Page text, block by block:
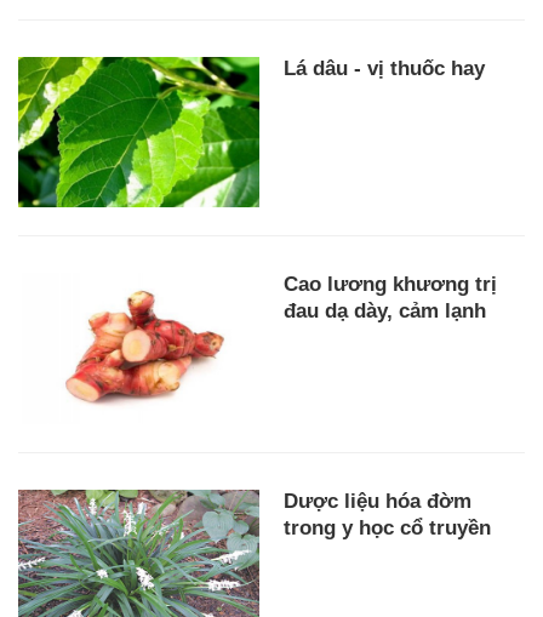
Lá dâu - vị thuốc hay
Cao lương khương trị
đau dạ dày, cảm lạnh
Dược liệu hóa đờm
trong y học cổ truyền